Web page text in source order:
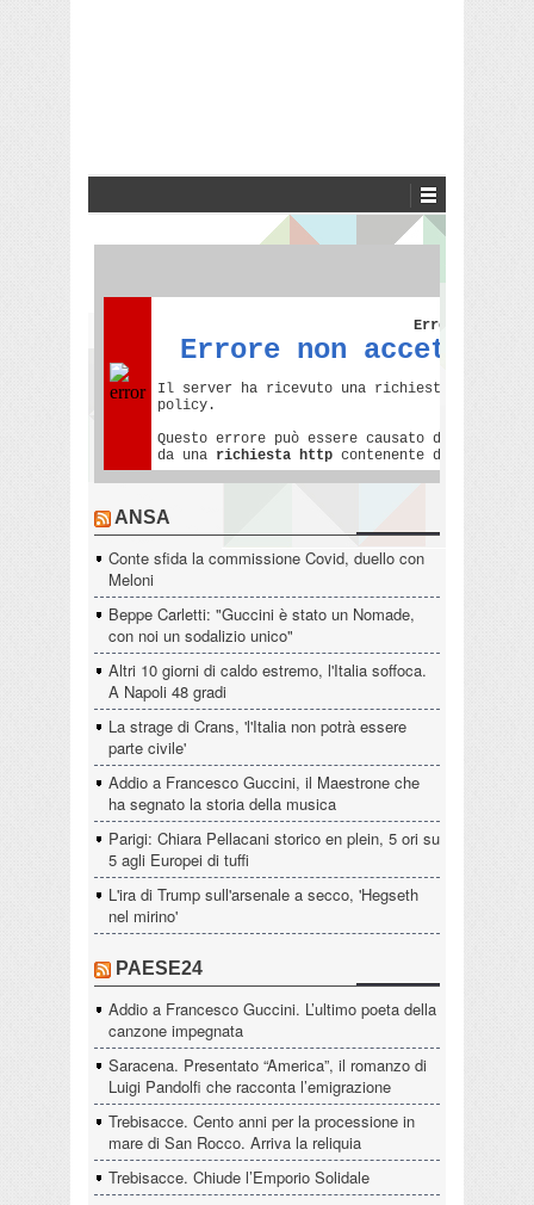
ANSA
Conte sfida la commissione Covid, duello con
Meloni
Beppe Carletti: "Guccini è stato un Nomade,
con noi un sodalizio unico"
Altri 10 giorni di caldo estremo, l'Italia soffoca.
A Napoli 48 gradi
La strage di Crans, 'l'Italia non potrà essere
parte civile'
Addio a Francesco Guccini, il Maestrone che
ha segnato la storia della musica
Parigi: Chiara Pellacani storico en plein, 5 ori su
5 agli Europei di tuffi
L'ira di Trump sull'arsenale a secco, 'Hegseth
nel mirino'
PAESE24
Addio a Francesco Guccini. L’ultimo poeta della
canzone impegnata
Saracena. Presentato “America”, il romanzo di
Luigi Pandolfi che racconta l’emigrazione
Trebisacce. Cento anni per la processione in
mare di San Rocco. Arriva la reliquia
Trebisacce. Chiude l’Emporio Solidale